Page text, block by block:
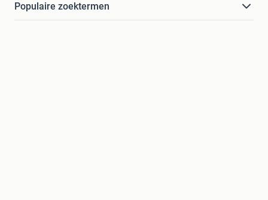
Populaire zoektermen